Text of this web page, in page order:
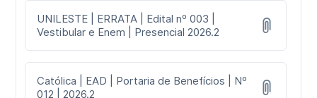
UNILESTE | ERRATA | Edital nº 003 |
Vestibular e Enem | Presencial 2026.2
Católica | EAD | Portaria de Benefícios | Nº
012 | 2026.2